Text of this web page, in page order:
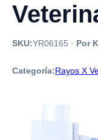
SKU:YR06165 · Por
Categoría:Rayos X